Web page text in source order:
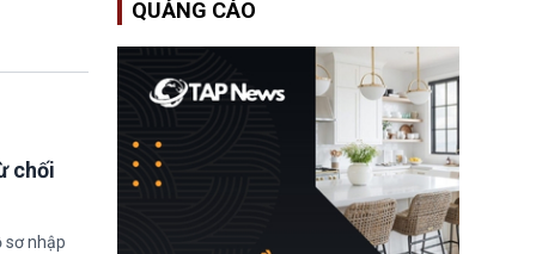
chối
sơ nhập
nguy cơ thiếu hụt lực
lượng trầm trọng. Điều
này cần được đặc biệt
chú ý bởi nếu các siêu
bão đổ bộ Hoa Kỳ ở nửa
cuối năm 2026, lực
lượng ứng phó “mỏng”
có thể làm nghẽn công
tác cứu trợ; dẫn đến hệ
thống ứng phó khẩn cấp
quốc gia quá tải.
QUẢNG CÁO